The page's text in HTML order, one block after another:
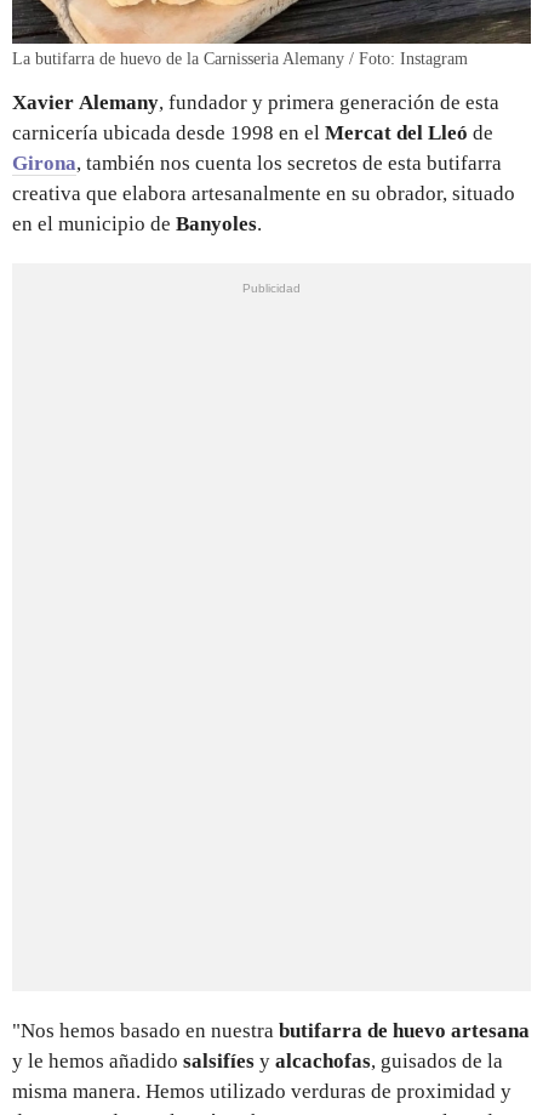
La butifarra de huevo de la Carnisseria Alemany / Foto: Instagram
Xavier Alemany, fundador y primera generación de esta
carnicería ubicada desde 1998 en el Mercat del Lleó de
Girona, también nos cuenta los secretos de esta butifarra
creativa que elabora artesanalmente en su obrador, situado
en el municipio de Banyoles.
"Nos hemos basado en nuestra butifarra de huevo artesana
y le hemos añadido salsifíes y alcachofas, guisados de la
misma manera. Hemos utilizado verduras de proximidad y